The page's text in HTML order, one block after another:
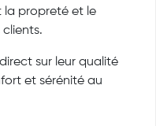
la propreté et le
sur leur qualité
et sérénité au